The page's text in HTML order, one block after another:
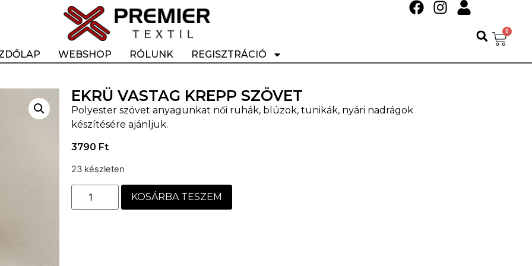
0
WEBSHOP RÓLUNK REGISZTRÁCIÓ
EKRÜ VASTAG KREPP SZÖVET
Polyester szövet anyagunkat női ruhák, blúzok, tunikák, nyári nadrágok
készítésére ajánljuk.
3790 Ft
23 készleten
KOSÁRBA TESZEM